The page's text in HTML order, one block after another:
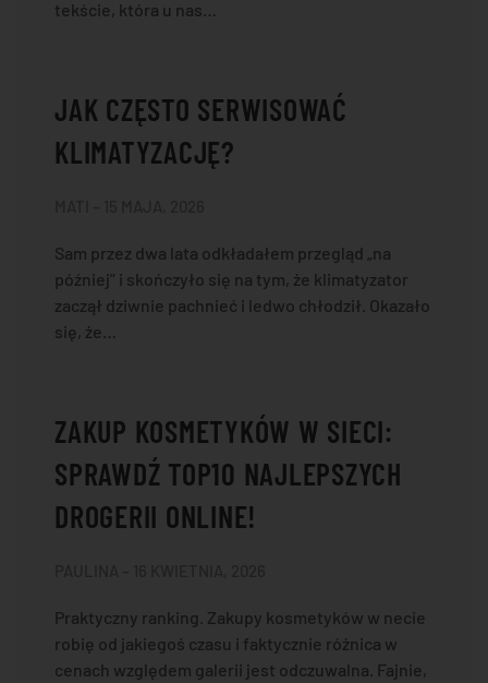
tekście, która u nas…
JAK CZĘSTO SERWISOWAĆ
KLIMATYZACJĘ?
Sam przez dwa lata odkładałem przegląd „na
później” i skończyło się na tym, że klimatyzator
zaczął dziwnie pachnieć i ledwo chłodził. Okazało
się, że…
ZAKUP KOSMETYKÓW W SIECI:
SPRAWDŹ TOP10 NAJLEPSZYCH
DROGERII ONLINE!
Praktyczny ranking. Zakupy kosmetyków w necie
robię od jakiegoś czasu i faktycznie różnica w
cenach względem galerii jest odczuwalna. Fajnie,